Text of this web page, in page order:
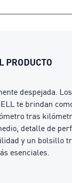
PRODUCTO
despejada.
te brindan
tras
detalle de
y un bolsillo
esenciales.